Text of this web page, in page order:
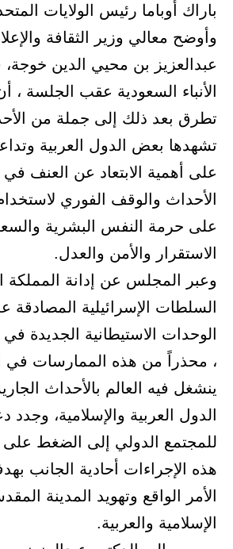
باراك أوباما رئيس الولايات
وأوضح معالي وزير الثقافة
عبدالعزيز بن محيي الدين خوجة،
الأنباء السعودية عقب الجلسة ،
تطرق بعد ذلك إلى جملة من
تشهدها بعض الدول العربية
على أهمية الابتعاد عن العنف
الأحداث والوقف الفوري
على حرمة النفس البشرية
الاستقرار والأمن والعدل.
وعبر المجلس عن إدانة المملكة
السلطات الإسرائيلية المصادقة
الوحدات الاستيطانية الجديدة
، محذراً من هذه الممارسات في
ينشغل فيه العالم بالأحداث
الدول العربية والإسلامية، وجدد
للمجتمع الدولي إلى الضغط
هذه الإجراءات أحادية الجانب
الأمر الواقع وتهويد المدينة
الإسلامية والعربية.